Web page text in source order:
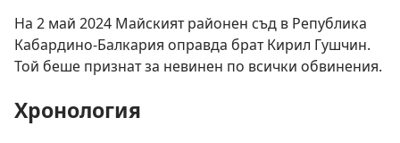
На 2 май 2024 Майският районен съд в Република
Кабардино-Балкария оправда брат Кирил Гушчин.
Той беше признат за невинен по всички обвинения.
Хронология